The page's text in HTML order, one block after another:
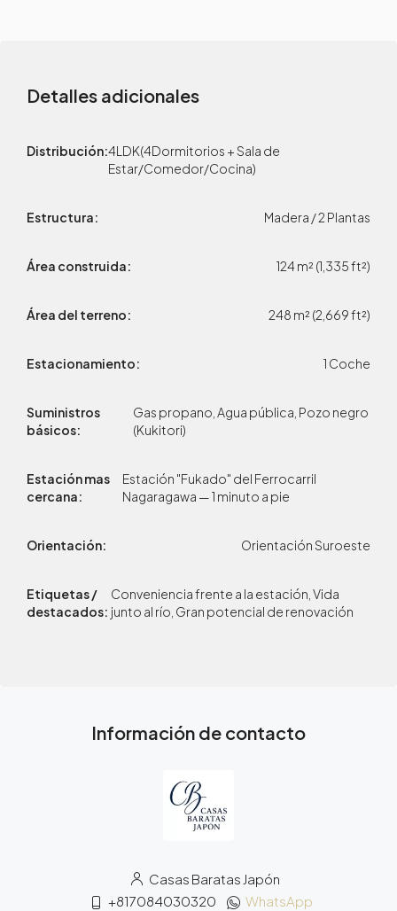
Detalles adicionales
Distribución:4LDK(4Dormitorios + Sala de
Estar/Comedor/Cocina)
Estructura: Madera / 2 Plantas
Área construida: 124 m² (1,335 ft²)
Área del terreno: 248 m² (2,669 ft²)
Estacionamiento: 1 Coche
Suministros
básicos:
Gas propano, Agua pública, Pozo negro
(Kukitori)
Estación mas
cercana:
Estación "Fukado" del Ferrocarril
Nagaragawa — 1 minuto a pie
Orientación: Orientación Suroeste
Etiquetas /
destacados:
Conveniencia frente a la estación, Vida
junto al río, Gran potencial de renovación
Información de contacto
Casas Baratas Japón
+817084030320
WhatsApp